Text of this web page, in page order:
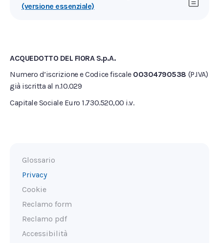
(versione essenziale)
ACQUEDOTTO DEL FIORA S.p.A.
Numero d’iscrizione e Codice fiscale 00304790538 (P.IVA)
già iscritta al n.10.029
Capitale Sociale Euro 1.730.520,00 i.v.
Glossario
Privacy
Cookie
Reclamo form
Reclamo pdf
Accessibilità